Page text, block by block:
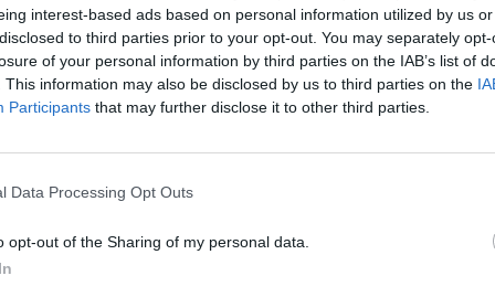
interest-based ads based on personal information utilized by us
to third parties prior to your opt-out. You may separately
of your personal information by third parties on the IAB’s list of
This information may also be disclosed by us to third parties on the
Participants that may further disclose it to other third parties.
Data Processing Opt Outs
opt-out of the Sharing of my personal data.
das die Verführung und den Glamour
der schwungvollen Musik und der charmanten
versetzen. Der ideale Abend für